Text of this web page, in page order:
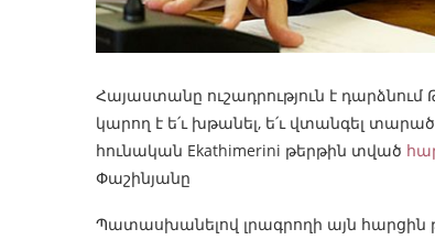
Հայաստանը ուշադրություն է
կարող է ե՛ւ խթանել, ե՛ւ վտանգել
հունական Ekathimerini թերթին տված
Փաշինյանը
Պատասխանելով լրագրողի այն հարցին